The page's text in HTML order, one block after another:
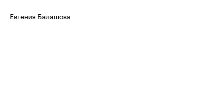
Евгения Балашова